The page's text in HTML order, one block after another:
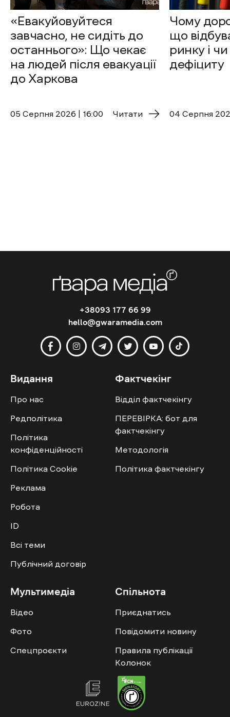
«Евакуйовуйтеся
завчасно, не сидіть до
останнього»: Що чекає
на людей після евакуації
до Харкова
05 Cерпня 2026 | 16:00 Читати
Чому
що
ринку і
дефіциту
04 Cерпня
+38093 177 66 99
hello@gwaramedia.com
Видання
Про нас
Редполітика
Політика
конфіденційності
Політика Cookie
Реклама
Робота
ID
Всі теми
Публічний договір
Фактчекінг
Відділ фактчекінгу
ПЕРЕВІРКА: бот для
фактчекінгу
Методологія
Політика фактчекінгу
Мультимедіа
Відео
Фото
Спецпроєкти
Спільнота
Приєднатись
Повідомити новину
Правила публікації
Колонок